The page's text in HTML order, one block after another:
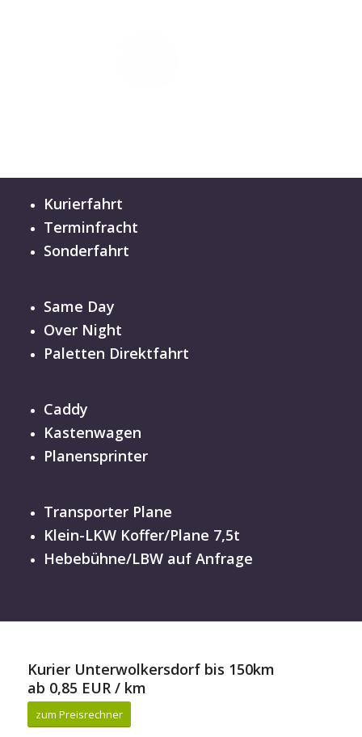
Kurierfahrt
Terminfracht
Sonderfahrt
Same Day
Over Night
Paletten Direktfahrt
Caddy
Kastenwagen
Planensprinter
Transporter Plane
Klein-LKW Koffer/Plane 7,5t
Hebebühne/LBW auf Anfrage
Kurier Unterwolkersdorf bis 150km
ab 0,85 EUR / km
zum Preisrechner